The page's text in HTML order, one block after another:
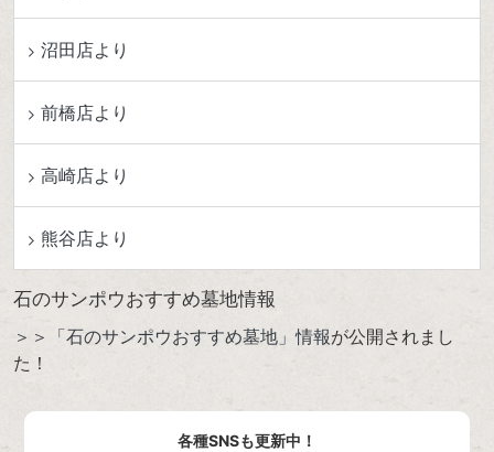
沼田店より
前橋店より
高崎店より
熊谷店より
石のサンポウおすすめ墓地情報
＞＞「石のサンポウおすすめ墓地」情報が公開されまし
た！
各種SNSも更新中！